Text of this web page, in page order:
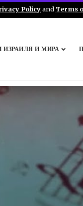
Policyand Terms
ИЗРАИЛЯ И МИРА